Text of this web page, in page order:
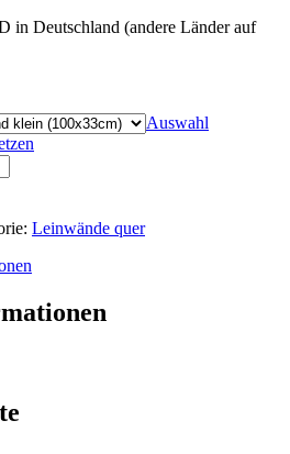
in Deutschland (andere Länder auf
Auswahl
Leinwände quer